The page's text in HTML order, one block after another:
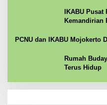
IKABU Pusat
Kemandirian
PCNU dan IKABU Mojokerto
Rumah
Terus Hidup